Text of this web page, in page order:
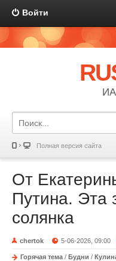
Войти
Полная версия сайта
От
Путина. Эта
солянка
chertok 5-06-2026, 09:00
Горячая тема / Будни /